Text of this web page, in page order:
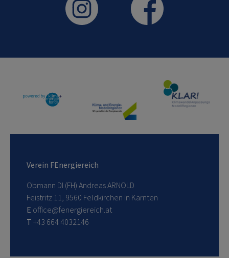
Verein FEnergiereich
Obmann DI (FH) Andreas ARNOLD
Feistritz 11, 9560 Feldkirchen in Kärnten
E office@fenergiereich.at
T +43 664 4032146